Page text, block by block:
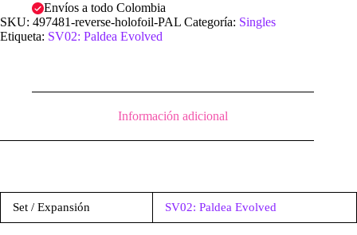
Envíos a todo Colombia
SKU: 497481-reverse-holofoil-PAL Categoría: Singles
Etiqueta: SV02: Paldea Evolved
Información adicional
Set / Expansión SV02: Paldea Evolved